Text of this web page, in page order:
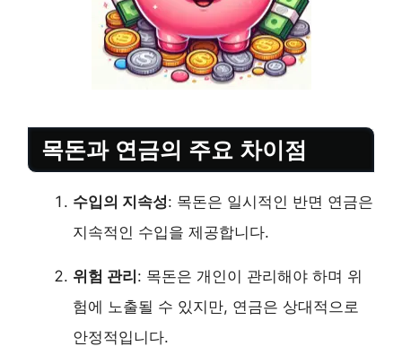
목돈과 연금의 주요 차이점
수입의 지속성: 목돈은 일시적인 반면 연금은
지속적인 수입을 제공합니다.
위험 관리: 목돈은 개인이 관리해야 하며 위
험에 노출될 수 있지만, 연금은 상대적으로
안정적입니다.